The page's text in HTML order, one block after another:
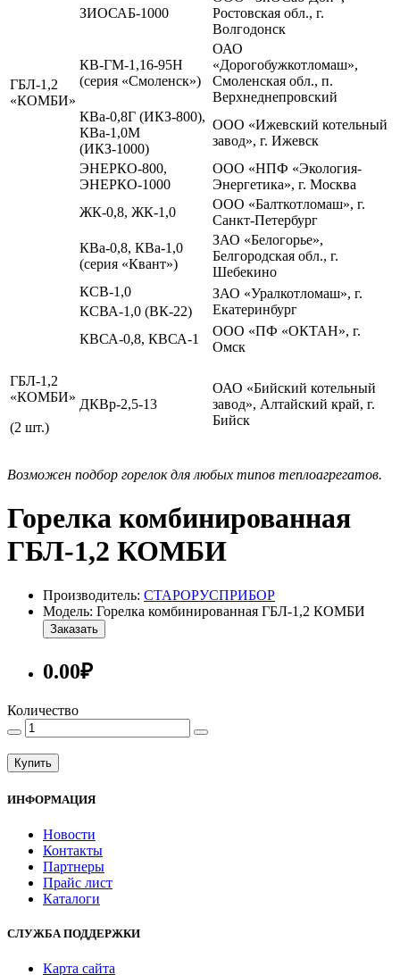
ГБЛ-1,2
«КОМБИ»
ЗИОСАБ-1000
Ростовская обл., г.
Волгодонск
КВ-ГМ-1,16-95Н
(серия «Смоленск»)
ОАО
«Дорогобужкотломаш»,
Смоленская обл., п.
Верхнеднепровский
КВа-0,8Г (ИКЗ-800),
КВа-1,0М
(ИКЗ-1000)
ООО «Ижевский котельный
завод», г. Ижевск
ЭНЕРКО-800,
ЭНЕРКО-1000
ООО «НПФ «Экология-
Энергетика», г. Москва
ЖК-0,8, ЖК-1,0
ООО «Балткотломаш», г.
Санкт-Петербург
КВа-0,8, КВа-1,0
(серия «Квант»)
ЗАО «Белогорье»,
Белгородская обл., г.
Шебекино
КСВ-1,0
ЗАО «Уралкотломаш», г.
Екатеринбург
КСВА-1,0 (ВК-22)
КВСА-0,8, КВСА-1
ООО «ПФ «ОКТАН», г.
Омск
ГБЛ-1,2
«КОМБИ»
(2 шт.)
ДКВр-2,5-13
ОАО «Бийский котельный
завод», Алтайский край, г.
Бийск
Возможен подбор горелок для любых типов теплоагрегатов.
Горелка комбинированная
ГБЛ-1,2 КОМБИ
Производитель: СТАРОРУСПРИБОР
Модель: Горелка комбинированная ГБЛ-1,2 КОМБИ
Заказать
0.00₽
Количество
Купить
ИНФОРМАЦИЯ
Новости
Контакты
Партнеры
Прайс лист
Каталоги
СЛУЖБА ПОДДЕРЖКИ
Карта сайта